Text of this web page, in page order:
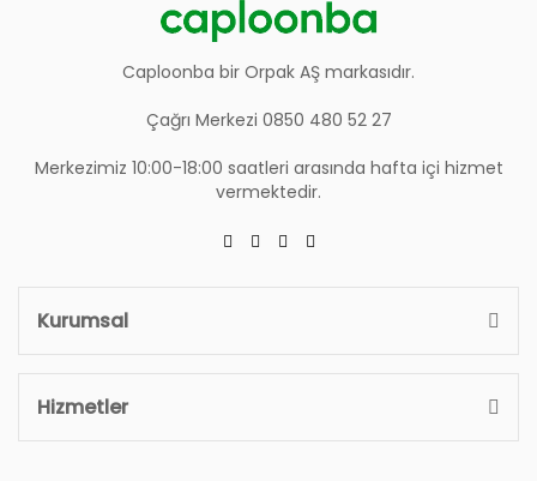
Caploonba bir Orpak AŞ markasıdır.
Çağrı Merkezi 0850 480 52 27
Merkezimiz 10:00-18:00 saatleri arasında hafta içi hizmet
vermektedir.
Kurumsal
Hizmetler